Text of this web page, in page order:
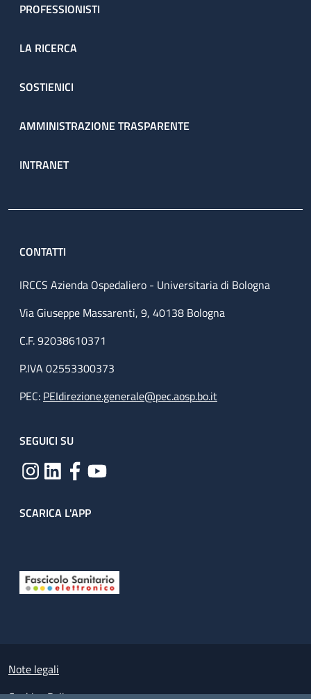
PROFESSIONISTI
LA RICERCA
SOSTIENICI
AMMINISTRAZIONE TRASPARENTE
INTRANET
CONTATTI
IRCCS Azienda Ospedaliero - Universitaria di Bologna
Via Giuseppe Massarenti, 9, 40138 Bologna
C.F. 92038610371
P.IVA 02553300373
PEC: PEIdirezione.generale@pec.aosp.bo.it
SEGUICI SU
SCARICA L'APP
Small prints
Note legali